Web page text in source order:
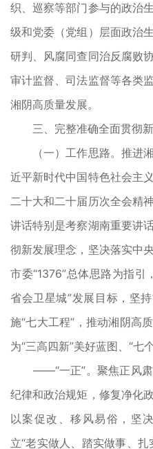
织、巡察等部门参与的政治
级和党委（党组）层面政治
研判、风腐同查同治反腐败
审计监督、司法监督等各类
湘阴高质量发展。
三、完整准确全面贯彻新
（一）工作思路。推进湘
近平新时代中国特色社会主
二十大和二十届历次全会精
讲话特别是考察湖南重要讲
彻新发展理念，坚决落实中
市委“1376”总体思路为指引
省会卫星城”发展目标，坚
施“七大工程”，推动湘阴高
为“三高四新”美好蓝图、“七
——“一正”。聚焦正风肃
纪律和政治规矩，修复净化
以案促改、移风易俗，坚
立“老实做人、踏实做事、